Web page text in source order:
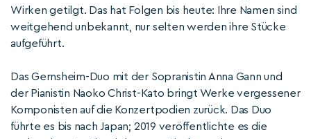
Wirken getilgt. Das hat Folgen bis heute: Ihre Namen sind
weitgehend unbekannt, nur selten werden ihre Stücke
aufgeführt.
Das Gernsheim-Duo mit der Sopranistin Anna Gann und
der Pianistin Naoko Christ-Kato bringt Werke vergessener
Komponisten auf die Konzertpodien zurück. Das Duo
führte es bis nach Japan; 2019 veröffentlichte es die